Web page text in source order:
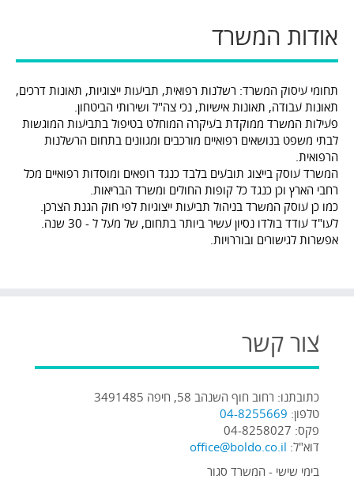
אודות המשרד
תחומי עיסוק המשרד: רשלנות רפואית, תביעות ייצוגיות, תאונות דרכים,
תאונות עבודה, תאונות אישיות, נכי צה"ל ושירותי הביטחון.
פעילות המשרד ממוקדת בעיקרה המוחלט בטיפול בתביעות המוגשות
לבתי משפט בנושאים רפואיים מורכבים ומגוונים בתחום הרשלנות
הרפואית.
המשרד עוסק בייצוג תובעים בלבד כנגד רופאים ומוסדות רפואיים מכל
רחבי הארץ וכן כנגד כל קופות החולים ומשרד הבריאות.
כמו כן עוסק המשרד בניהול תביעות ייצוגיות לפי חוק הגנת הצרכן.
לעו"ד עודד בולדו נסיון עשיר ביותר בתחום, של מעל ל - 30 שנה.
אפשרות לגישורים ובוררויות.
צור קשר
כתובתנו: רחוב חוף השנהב 58, חיפה 3491485
טלפון: 04-8255669
פקס: 04-8258027
דוא"ל: office@boldo.co.il
בימי שישי - המשרד סגור